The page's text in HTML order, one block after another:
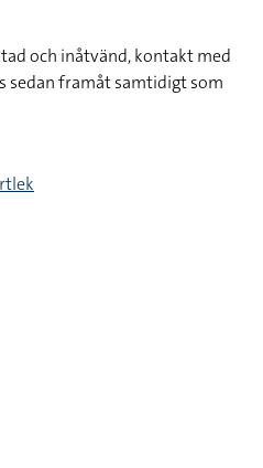
och inåtvänd, kontakt med
sedan framåt samtidigt som